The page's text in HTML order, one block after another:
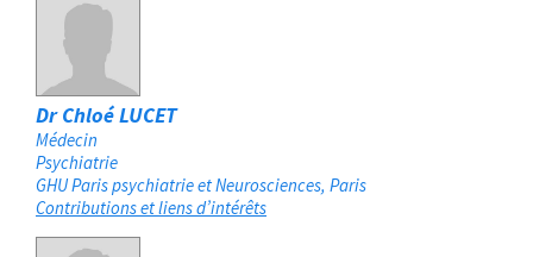
Dr Chloé LUCET
Médecin
Psychiatrie
GHU Paris psychiatrie et Neurosciences Paris
Contributions et liens d’intérêts